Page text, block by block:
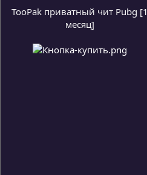
TooPak приватный чит Pubg [1
месяц]